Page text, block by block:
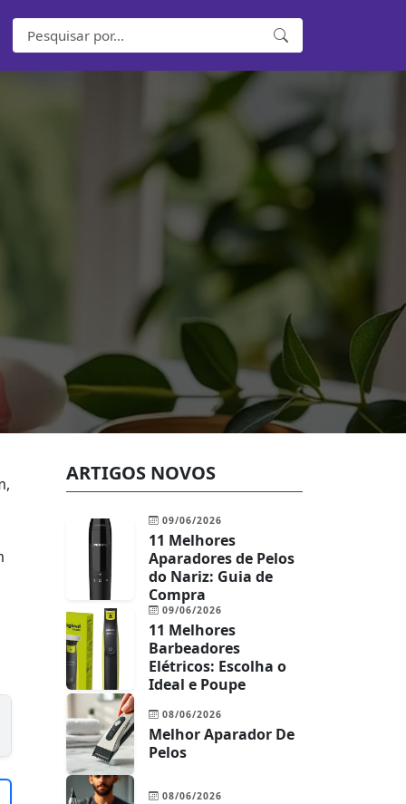
ARTIGOS NOVOS
09/06/2026
11 Melhores
Aparadores de Pelos
do Nariz: Guia de
Compra
09/06/2026
11 Melhores
Barbeadores
Elétricos: Escolha o
Ideal e Poupe
08/06/2026
Melhor Aparador De
Pelos
08/06/2026